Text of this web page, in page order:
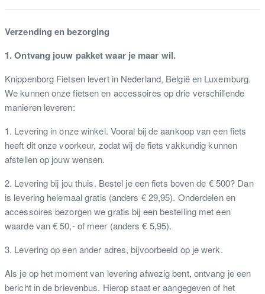
Verzending en bezorging
1. Ontvang jouw pakket waar je maar wil.
Knippenborg Fietsen levert in Nederland, België en Luxemburg.
We kunnen onze fietsen en accessoires op drie verschillende
manieren leveren:
1. Levering in onze winkel. Vooral bij de aankoop van een fiets
heeft dit onze voorkeur, zodat wij de fiets vakkundig kunnen
afstellen op jouw wensen.
2. Levering bij jou thuis. Bestel je een fiets boven de € 500? Dan
is levering helemaal gratis (anders € 29,95). Onderdelen en
accessoires bezorgen we gratis bij een bestelling met een
waarde van € 50,- of meer (anders € 5,95).
3. Levering op een ander adres, bijvoorbeeld op je werk.
Als je op het moment van levering afwezig bent, ontvang je een
bericht in de brievenbus. Hierop staat er aangegeven of het